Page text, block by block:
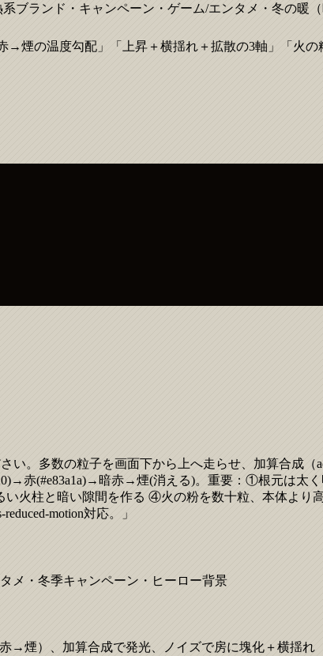
ブランド・キャンペーン・ゲーム/エンタメ・冬の暖
煙の温度勾配」「上昇＋横揺れ＋拡散の3軸」「火
い。多数の粒子を画面下から上へ走らせ、加算合成
赤(#e83a1a)→暗赤→煙(消える)。重要：①根元は太
火柱と暗い隙間を作る ④火の粉を数十粒、本体よ
motion対応。」
メ・冬季キャンペーン・ヒーロー背景
煙）、加算合成で発光、ノイズで房に塊化＋横揺れ